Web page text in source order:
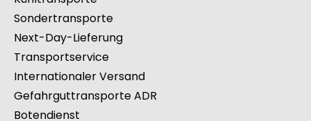
Sondertransporte
Next-Day-Lieferung
Transportservice
Internationaler Versand
Gefahrguttransporte ADR
Botendienst